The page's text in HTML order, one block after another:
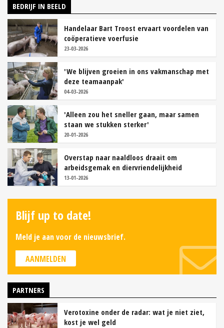
BEDRIJF IN BEELD
Handelaar Bart Troost ervaart voordelen van
coöperatieve voerfusie
23-03-2026
'We blijven groeien in ons vakmanschap met
deze teamaanpak'
04-03-2026
'Alleen zou het sneller gaan, maar samen
staan we stukken sterker'
20-01-2026
Overstap naar naaldloos draait om
arbeidsgemak en diervriendelijkheid
13-01-2026
Blijf up to date!
Meld je aan voor de nieuwsbrief.
AANMELDEN
PARTNERS
Verotoxine onder de radar: wat je niet ziet,
kost je wel geld